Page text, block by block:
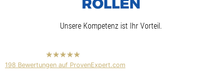
Unsere Kompetenz ist Ihr Vorteil.
hat4,89
von5
198 Bewertungen auf ProvenExpert.com